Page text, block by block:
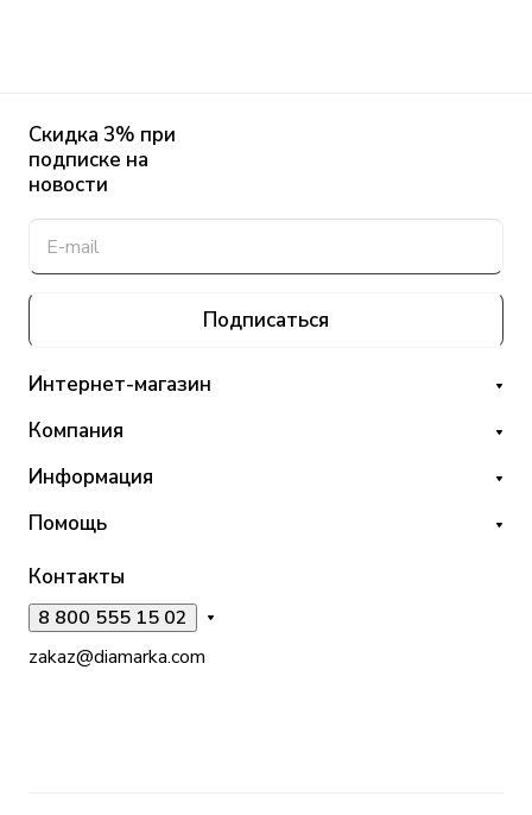
Скидка 3% при
подписке на
новости
Подписаться
Интернет-магазин
Компания
Информация
Помощь
Контакты
8 800 555 15 02
zakaz@diamarka.com